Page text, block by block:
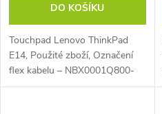
DO KOŠÍKU
Touchpad Lenovo ThinkPad
E14, Použité zboží, Označení
flex kabelu – NBX0001Q800-
0A